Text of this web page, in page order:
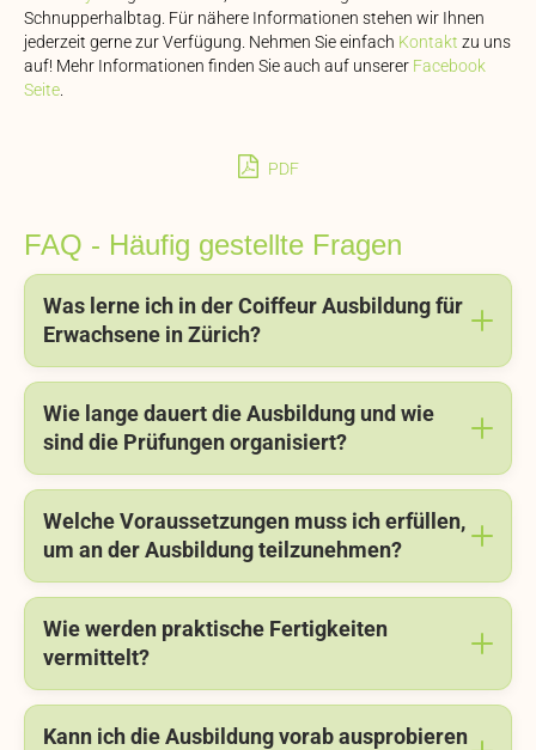
Schnupperhalbtag. Für nähere Informationen stehen wir Ihnen
jederzeit gerne zur Verfügung. Nehmen Sie einfach Kontakt zu uns
auf! Mehr Informationen finden Sie auch auf unserer Facebook
Seite.
PDF
FAQ - Häufig gestellte Fragen
Was lerne ich in der Coiffeur Ausbildung für
Erwachsene in Zürich?
Wie lange dauert die Ausbildung und wie
sind die Prüfungen organisiert?
Welche Voraussetzungen muss ich erfüllen,
um an der Ausbildung teilzunehmen?
Wie werden praktische Fertigkeiten
vermittelt?
Kann ich die Ausbildung vorab ausprobieren